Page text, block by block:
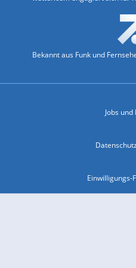
Bekannt aus Funk und
Jobs
Einwilligungs-